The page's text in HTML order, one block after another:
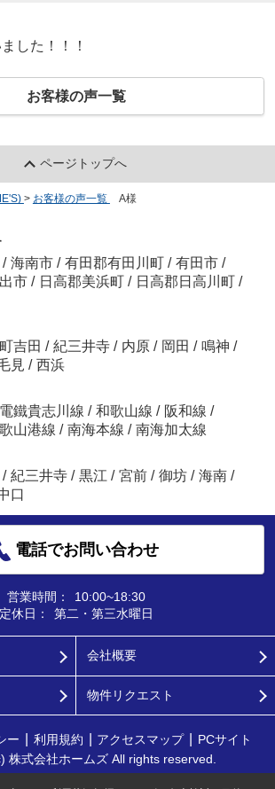
した！！！
お客様の声一覧
ページトップへ
> お客様の声一覧 A様
/ 海南市 / 有田郡有田川町 / 有田市 /
市 / 日高郡美浜町 / 日高郡日高川町 /
吉田 / 紀三井寺 / 内原 / 岡田 / 鳴神 /
見 / 西浜
鐵貴志川線 / 和歌山線 / 阪和線 /
山港線 / 南海本線 / 南海加太線
/ 紀三井寺 / 黒江 / 宮前 / 御坊 / 海南 /
口
電話でお問い合わせ
営業時間：
10:00~18:30
定休日：
第二・第三水曜日
会社概要
物件リクエスト
ー 利用規約 アクセスマップ
PCサイト
株式会社ホームズ All rights reserved.